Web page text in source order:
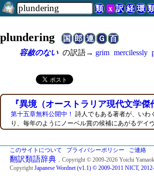
類 x 訳 経 環
plundering国 郎 連 Ｇ
百
容赦のない の訳語→ grim mercilessly
『異境（オーストラリア現代文学
第十五章無料公開中！ 詩人でもある著者が、いわ
り、毎年のようにノーベル賞の候補にあがるデイ
このサイトについて プライバシーポリシー ご連絡
翻訳類語辞典 ．Copyright © 2009-2026 Yoichi
Copyright Japanese Wordnet (v1.1) © 2009-2011 NICT,